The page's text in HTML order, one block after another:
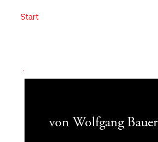
Start
.
von Wolfgang Bauer